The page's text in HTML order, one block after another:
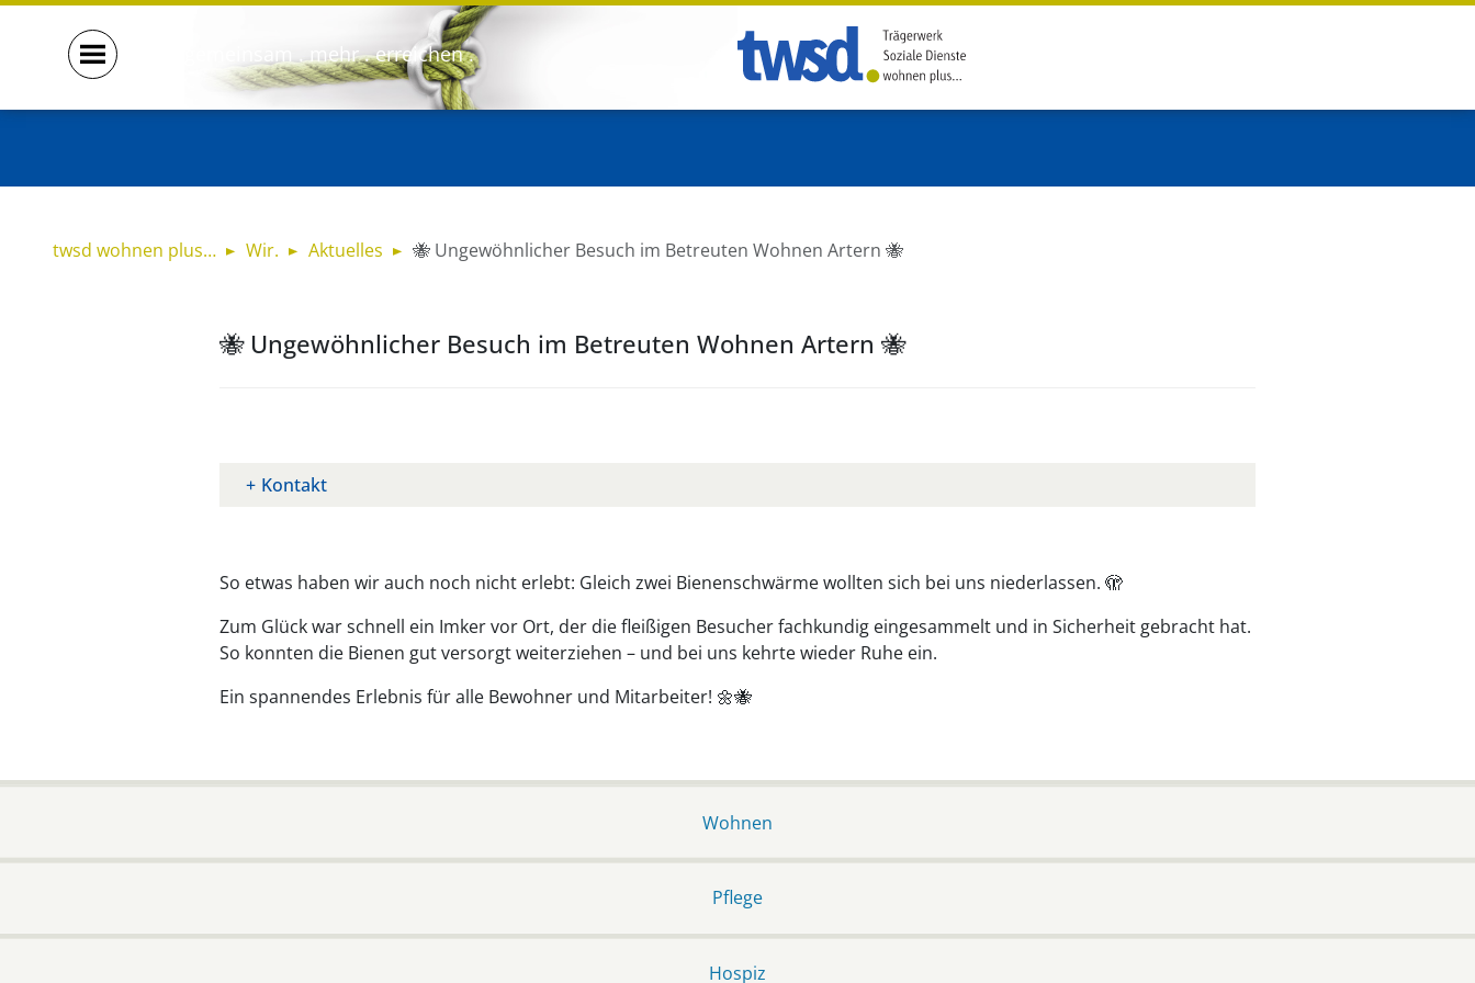
gemeinsam . mehr . erreichen .
twsd wohnen plus… Wir. Aktuelles 🐝 Ungewöhnlicher Besuch im Betreuten Wohnen Artern 🐝
🐝 Ungewöhnlicher Besuch im Betreuten Wohnen Artern 🐝
Kontakt
So etwas haben wir auch noch nicht erlebt: Gleich zwei Bienenschwärme wollten sich bei uns niederlassen. 🫣
Zum Glück war schnell ein Imker vor Ort, der die fleißigen Besucher fachkundig eingesammelt und in Sicherheit gebracht hat.
So konnten die Bienen gut versorgt weiterziehen – und bei uns kehrte wieder Ruhe ein.
Ein spannendes Erlebnis für alle Bewohner und Mitarbeiter! 🌼🐝
Wohnen
Pflege
Hospiz